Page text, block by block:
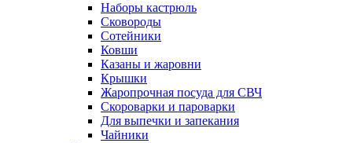
Наборы кастрюль
Сковороды
Сотейники
Ковши
Казаны и жаровни
Крышки
Жаропрочная посуда для СВЧ
Скороварки и пароварки
Для выпечки и запекания
Чайники